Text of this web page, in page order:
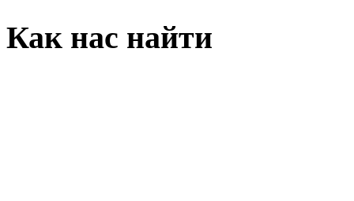
Как нас найти